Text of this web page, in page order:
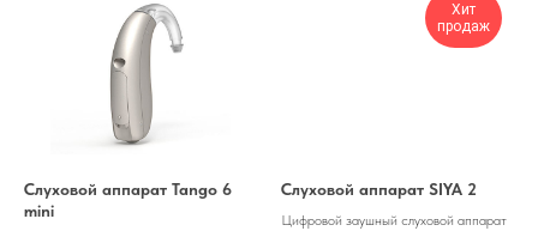
Слуховой аппарат Tango 6
mini
Хит
продаж
Слуховой аппарат SIYA 2
Цифровой заушный слуховой аппарат